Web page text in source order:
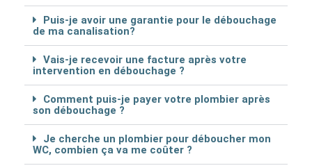
Puis-je avoir une garantie pour le débouchage
de ma canalisation?
Vais-je recevoir une facture après votre
intervention en débouchage ?
Comment puis-je payer votre plombier après
son débouchage ?
Je cherche un plombier pour déboucher mon
WC, combien ça va me coûter ?